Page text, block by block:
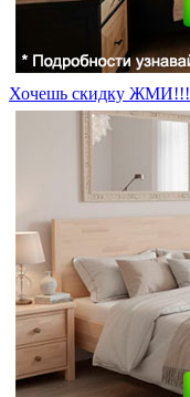
Хочешь скидку ЖМИ!!!